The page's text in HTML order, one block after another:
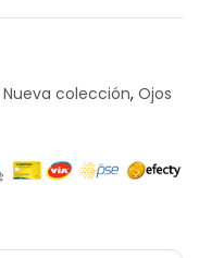
Nueva colección, Ojos